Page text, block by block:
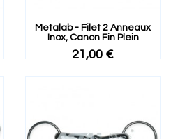
Metalab - Filet 2 Anneaux
Inox, Canon Fin Plein
21,00 €